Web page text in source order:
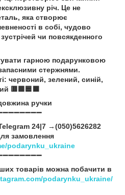
річ. Це не
яка створює
в собі, чудово
чи повсякденного
гарною подарунковою
стержнями.
червоний, зелений, синій,
🟥🟩🟦⬛
ручки
24|7 →(050)5626282
замовлення
podarynku_ukraine
товарів можна побачити в
podarynku_ukraine/